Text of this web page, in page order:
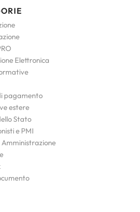
Elettronica
pagamento
estere
Stato
e PMI
Amministrazione